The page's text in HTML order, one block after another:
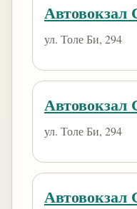
Автовокзал
ул. Толе Би, 294
Автовокзал
ул. Толе Би, 294
Автовокзал